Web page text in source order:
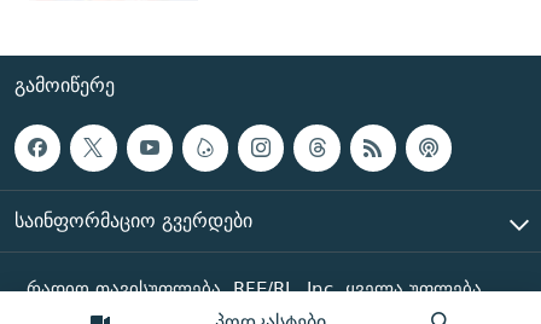
ᲒᲐᲛᲝᲘᲬᲔᲠᲔ
ᲡᲐᲘᲜᲤᲝᲠᲛᲐᲪᲘᲝ ᲒᲕᲔᲠᲓᲔᲑᲘ
რადიო თავისუფლება, RFE/RL, Inc. ყველა უფლება
დაცულია